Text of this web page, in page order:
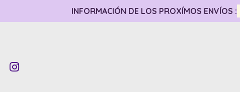
INFORMACIÓN DE LOS PROXÍMOS ENVÍOS :